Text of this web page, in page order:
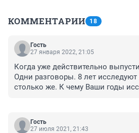
КОММЕНТАРИИ 18
Гость
27 января 2022, 21:05
Когда уже действительно
Одни разговоры. 8 лет
столько же. К чему Ваши годы
Гость
27 июля 2021, 21:43